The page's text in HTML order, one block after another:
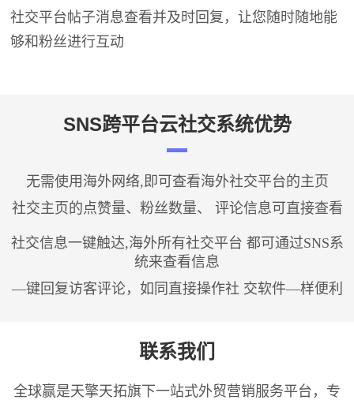
社交平台帖子消息查看并及时回复，让您随时随地能
够和粉丝进行互动
SNS跨平台云社交系统优势
无需使用海外网络,即可查看海外社交平台的主页
社交主页的点赞量、粉丝数量、 评论信息可直接查看
社交信息一键触达,海外所有社交平台 都可通过SNS系
统来查看信息
—键回复访客评论，如同直接操作社 交软件—样便利
联系我们
全球赢是天擎天拓旗下一站式外贸营销服务平台，专